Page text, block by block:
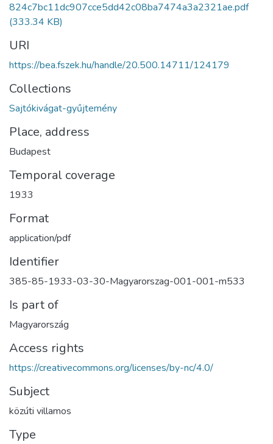
824c7bc11dc907cce5dd42c08ba7474a3a2321ae.pdf
(333.34 KB)
URI
https://bea.fszek.hu/handle/20.500.14711/124179
Collections
Sajtókivágat-gyűjtemény
Place, address
Budapest
Temporal coverage
1933
Format
application/pdf
Identifier
385-85-1933-03-30-Magyarorszag-001-001-m533
Is part of
Magyarország
Access rights
https://creativecommons.org/licenses/by-nc/4.0/
Subject
közúti villamos
Type